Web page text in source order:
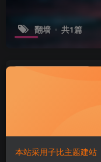
翻墙 共1篇
本站采用子比主题建站